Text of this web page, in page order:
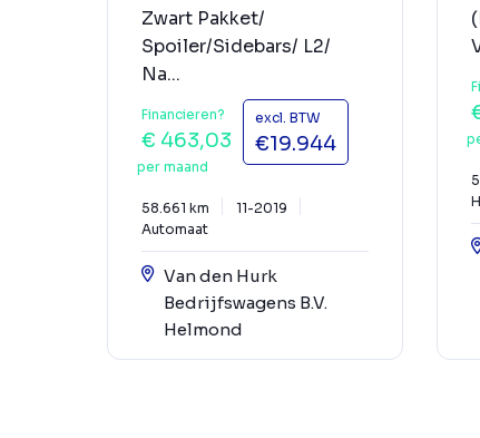
Zwart Pakket/
Spoiler/Sidebars/ L2/
Na...
Financieren?
€ 463,03
per maand
excl. BTW
€19.944
58.661 km
11-2019
Automaat
Van den Hurk
Bedrijfswagens B.V.
Helmond